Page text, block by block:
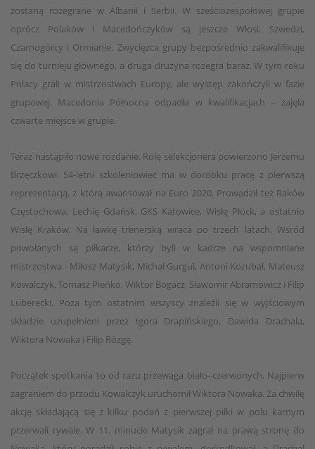
zostaną rozegrane w Albanii i Serbii. W sześciozespołowej grupie
oprócz Polaków i Macedończyków są jeszcze Włosi, Szwedzi,
Czarnogórcy i Ormianie. Zwycięzca grupy bezpośrednio zakwalifikuje
się do turnieju głównego, a druga drużyna rozegra baraż. W tym roku
Polacy grali w mistrzostwach Europy, ale występ zakończyli w fazie
grupowej. Macedonia Północna odpadła w kwalifikacjach – zajęła
czwarte miejsce w grupie.
Teraz nastąpiło nowe rozdanie. Rolę selekcjonera powierzono Jerzemu
Brzęczkowi. 54-letni szkoleniowiec ma w dorobku pracę z pierwszą
reprezentacją, z którą awansował na Euro 2020. Prowadził też Raków
Częstochowa, Lechię Gdańsk, GKS Katowice, Wisłę Płock, a ostatnio
Wisłę Kraków. Na ławkę trenerską wraca po trzech latach. Wśród
powołanych są piłkarze, którzy byli w kadrze na wspomniane
mistrzostwa - Miłosz Matysik, Michał Gurgul, Antoni Kozubal, Mateusz
Kowalczyk, Tomasz Pieńko, Wiktor Bogacz, Sławomir Abramowicz i Filip
Luberecki. Poza tym ostatnim wszyscy znaleźli się w wyjściowym
składzie uzupełnieni przez Igora Drapińskiego, Dawida Drachala,
Wiktora Nowaka i Filip Rózgę.
Początek spotkania to od razu przewaga biało–czerwonych. Najpierw
zagraniem do przodu Kowalczyk uruchomił Wiktora Nowaka. Za chwilę
akcję składającą się z kilku podań z pierwszej piłki w polu karnym
przerwali rywale. W 11. minucie Matysik zagrał na prawą stronę do